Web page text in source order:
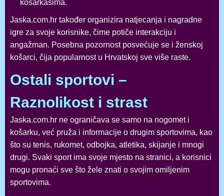
košarkašima.
Jaska.com.hr također organizira natjecanja i nagradne
igre za svoje korisnike, čime potiče interakciju i
angažman. Posebna pozornost posvećuje se i ženskoj
košarci, čija popularnost u Hrvatskoj sve više raste.
Ostali sportovi –
Raznolikost i strast
Jaska.com.hr ne ograničava se samo na nogomet i
košarku, već pruža i informacije o drugim sportovima, kao
što su tenis, rukomet, odbojka, atletika, skijanje i mnogi
drugi. Svaki sport ima svoje mjesto na stranici, a korisnici
mogu pronaći sve što žele znati o svojim omiljenim
sportovima.